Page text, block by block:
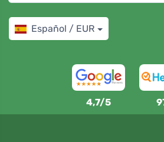
Español / EUR
4,7/5